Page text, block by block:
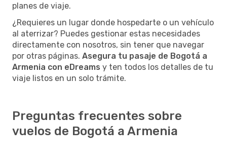
planes de viaje.
¿Requieres un lugar donde hospedarte o un vehículo
al aterrizar? Puedes gestionar estas necesidades
directamente con nosotros, sin tener que navegar
por otras páginas. Asegura tu pasaje de Bogotá a
Armenia con eDreams y ten todos los detalles de tu
viaje listos en un solo trámite.
Preguntas frecuentes sobre
vuelos de Bogotá a Armenia